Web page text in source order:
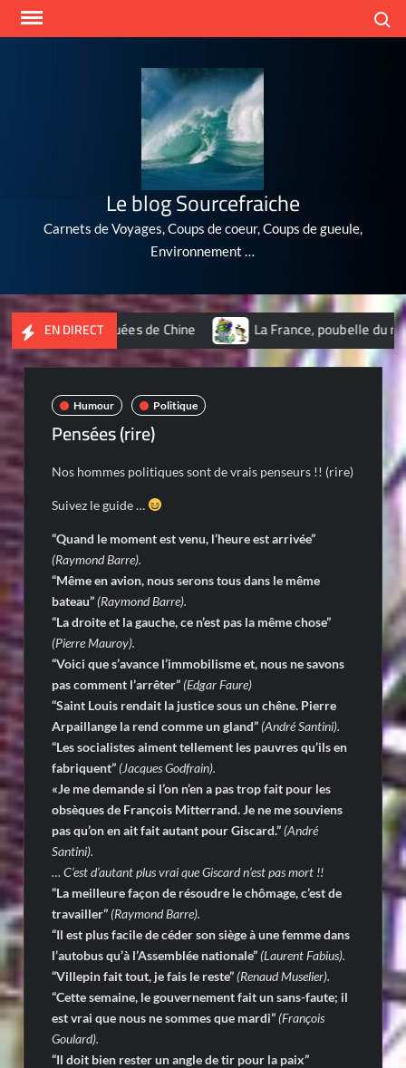
Skip
Le blog Sourcefraiche
Carnets de Voyages, Coups de coeur, Coups de gueule,
Environnement …
EN DIRECT
les plus polluées de Chine La France, poubelle du
Humour Politique
Pensées (rire)
Nos hommes politiques sont de vrais penseurs !! (rire)
Suivez le guide …
“Quand le moment est venu, l’heure est arrivée”
(Raymond Barre).
“Même en avion, nous serons tous dans le même
bateau” (Raymond Barre).
“La droite et la gauche, ce n’est pas la même chose”
(Pierre Mauroy).
“Voici que s’avance l’immobilisme et, nous ne savons
pas comment l’arrêter” (Edgar Faure)
“Saint Louis rendait la justice sous un chêne. Pierre
Arpaillange la rend comme un gland” (André Santini).
“Les socialistes aiment tellement les pauvres qu’ils en
fabriquent” (Jacques Godfrain).
«Je me demande si l’on n’en a pas trop fait pour les
obsèques de François Mitterrand. Je ne me souviens
pas qu’on en ait fait autant pour Giscard.” (André
Santini).
… C’est d’autant plus vrai que Giscard n’est pas mort !!
“La meilleure façon de résoudre le chômage, c’est de
travailler” (Raymond Barre).
“Il est plus facile de céder son siège à une femme dans
l’autobus qu’à l’Assemblée nationale” (Laurent Fabius).
“Villepin fait tout, je fais le reste” (Renaud Muselier).
“Cette semaine, le gouvernement fait un sans-faute; il
est vrai que nous ne sommes que mardi” (François
Goulard).
“Il doit bien rester un angle de tir pour la paix”